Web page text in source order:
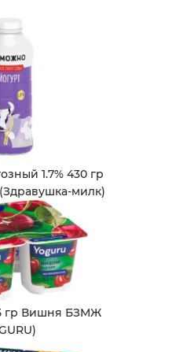
1.7% 430 гр
милк)
гр Вишня БЗМЖ